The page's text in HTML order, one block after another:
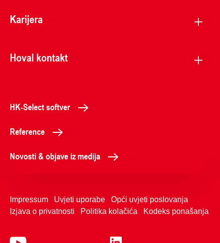
Karijera
Hoval kontakt
HK-Select softver
Reference
Novosti & objave iz medija
Impressum Uvjeti uporabe
Opći uvjeti poslovanja
Izjava o privatnosti
Politika kolačića Kodeks ponašanja